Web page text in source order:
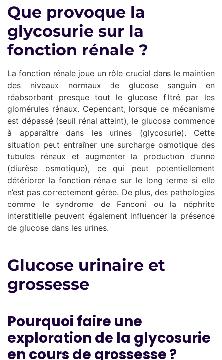
Que provoque la
glycosurie sur la
fonction rénale ?
La fonction rénale joue un rôle crucial dans le maintien
des niveaux normaux de glucose sanguin en
réabsorbant presque tout le glucose filtré par les
glomérules rénaux. Cependant, lorsque ce mécanisme
est dépassé (seuil rénal atteint), le glucose commence
à apparaître dans les urines (glycosurie). Cette
situation peut entraîner une surcharge osmotique des
tubules rénaux et augmenter la production d’urine
(diurèse osmotique), ce qui peut potentiellement
détériorer la fonction rénale sur le long terme si elle
n’est pas correctement gérée. De plus, des pathologies
comme le syndrome de Fanconi ou la néphrite
interstitielle peuvent également influencer la présence
de glucose dans les urines.
Glucose urinaire et
grossesse
Pourquoi faire une
exploration de la glycosurie
en cours de grossesse ?